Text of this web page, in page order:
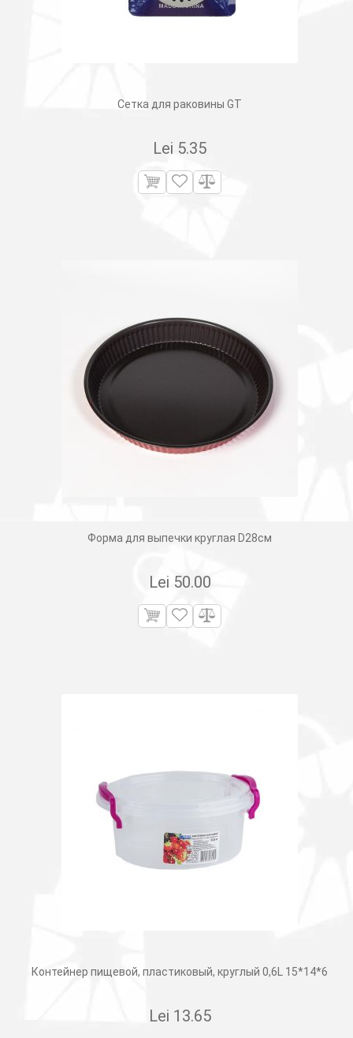
Сетка для раковины GT
Lei 5.35
Форма для выпечки круглая D28см
Lei 50.00
Контейнер пищевой, пластиковый, круглый 0,6L 15*14*6
Lei 13.65